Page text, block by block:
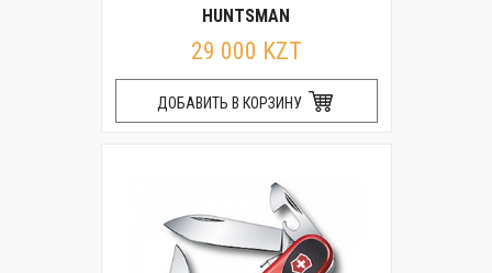
HUNTSMAN
29 000 KZT
ДОБАВИТЬ В КОРЗИНУ